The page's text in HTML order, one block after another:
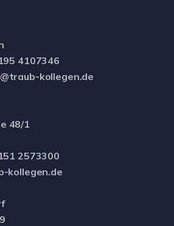
4107346
kollegen.de
48/1
2573300
kollegen.de